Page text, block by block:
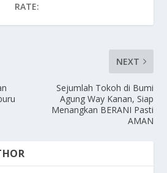
RATE:
NEXT
Sejumlah Tokoh di Bumi
Agung Way Kanan, Siap
Menangkan BERANI Pasti
AMAN